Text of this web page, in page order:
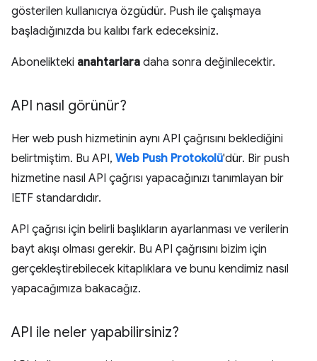
gösterilen kullanıcıya özgüdür. Push ile çalışmaya
başladığınızda bu kalıbı fark edeceksiniz.
Abonelikteki anahtarlara daha sonra değinilecektir.
API nasıl görünür?
Her web push hizmetinin aynı API çağrısını beklediğini
belirtmiştim. Bu API, Web Push Protokolü'dür. Bir push
hizmetine nasıl API çağrısı yapacağınızı tanımlayan bir
IETF standardıdır.
API çağrısı için belirli başlıkların ayarlanması ve verilerin
bayt akışı olması gerekir. Bu API çağrısını bizim için
gerçekleştirebilecek kitaplıklara ve bunu kendimiz nasıl
yapacağımıza bakacağız.
API ile neler yapabilirsiniz?